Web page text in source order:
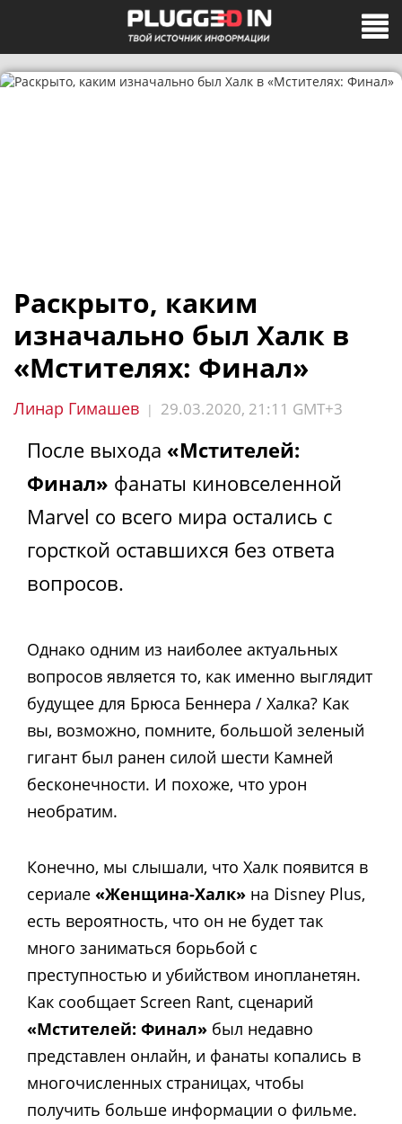
Раскрыто, каким
изначально был Халк в
«Мстителях: Финал»
Линар Гимашев | 29.03.2020, 21:11 GMT+3
После выхода «Мстителей:
Финал» фанаты киновселенной
Marvel со всего мира остались с
горсткой оставшихся без ответа
вопросов.
Однако одним из наиболее актуальных
вопросов является то, как именно выглядит
будущее для Брюса Беннера / Халка? Как
вы, возможно, помните, большой зеленый
гигант был ранен силой шести Камней
бесконечности. И похоже, что урон
необратим.
Конечно, мы слышали, что Халк появится в
сериале «Женщина-Халк» на Disney Plus,
есть вероятность, что он не будет так
много заниматься борьбой с
преступностью и убийством инопланетян.
Как сообщает Screen Rant, сценарий
«Мстителей: Финал» был недавно
представлен онлайн, и фанаты копались в
многочисленных страницах, чтобы
получить больше информации о фильме.